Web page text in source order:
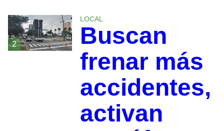
2
LOCAL
Buscan
frenar más
accidentes,
activan